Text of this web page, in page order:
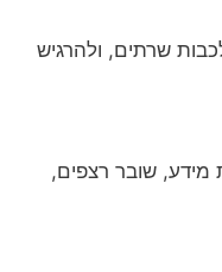
שרתים, ולהרגיש
שובר רצפים,